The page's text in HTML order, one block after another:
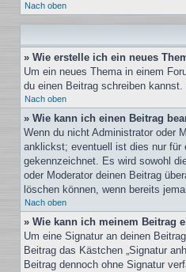
Nach oben
» Wie erstelle ich ein neues
Um ein neues Thema in einem
du einen Beitrag schreiben
Nach oben
» Wie kann ich einen Beitrag
Wenn du nicht Administrator oder
anklickst; eventuell ist dies nur für
gekennzeichnet. Es wird sowohl
oder Moderator deinen Beitrag
löschen können, wenn bereits
Nach oben
» Wie kann ich meinem Beitrag
Um eine Signatur an deinen
Beitrag das Kästchen „Signatur
Beitrag dennoch ohne Signatur